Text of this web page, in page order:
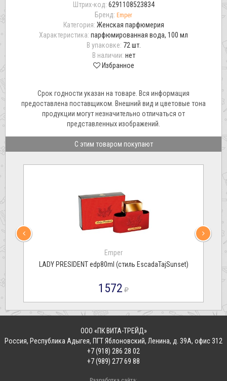
Штрих-код: 6291108523834
Бренд: Emper
Категория: Женская парфюмерия
Характеристика: парфюмированная вода, 100 мл
В упаковке: 72 шт.
В наличии: нет
Избранное
Срок годности указан на товаре. Вся информация
предоставлена поставщиком. Внешний вид и цветовые тона
продукции могут незначительно отличаться от
представленных изображений.
С этим товаром покупают
Emper
LADY PRESIDENT edp80ml (стиль EscadaTajSunset)
1572
ООО «ПК ВИТА-ТРЕЙД»
Россия, Республика Адыгея, ПГТ Яблоновский, Ленина, д. 39А, офис 312
+7 (918) 286 28 02
+7 (989) 277 69 88